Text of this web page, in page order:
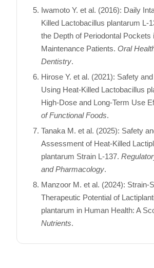
Iwamoto Y. et al. (2016): Daily
Killed Lactobacillus plantarum L-
the Depth of Periodontal Pockets
Maintenance Patients. Oral
Dentistry.
Hirose Y. et al. (2021): Safety
Using Heat-Killed Lactobacillus
High-Dose and Long-Term Use
of Functional Foods.
Tanaka M. et al. (2025): Safety
Assessment of Heat-Killed
plantarum Strain L-137.
and Pharmacology.
Manzoor M. et al. (2024): Strain-
Therapeutic Potential of
plantarum in Human Health: A
Nutrients.